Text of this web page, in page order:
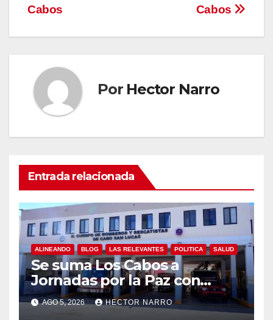
Cabos
Cabos
Por Hector Narro
Entrada relacionada
ALINEANDO BLOG LAS RELEVANTES POLITICA SALUD
Se suma Los Cabos a
Jornadas por la Paz con
capacitación en primeros
auxilios para jóvenes
AGO 5, 2026 HECTOR NARRO